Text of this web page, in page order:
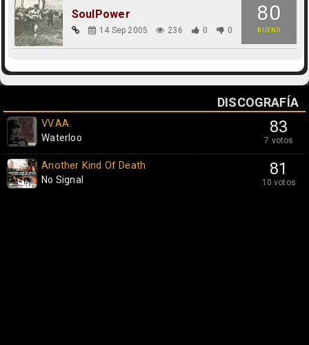
80
BUENO
SoulPower
14 Sep 2005 236 0 0
DISCOGRAFÍA
83
7 votos
VV.AA.
Waterloo
81
10 votos
Another Kind Of Death
No Signal